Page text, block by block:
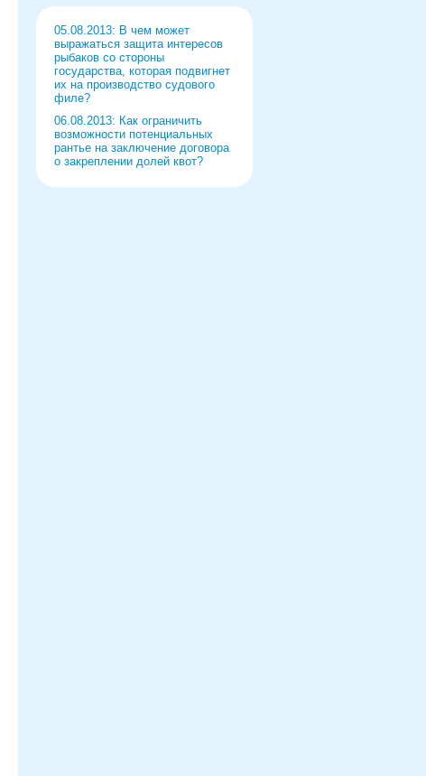
«Прибрежка» получила список
видов продукции
Ремонт судна за границей
обернулся уголовным делом
05.08.2013: В чем может
выражаться защита интересов
рыбаков со стороны
государства, которая подвигнет
их на производство судового
филе?
06.08.2013: Как ограничить
возможности потенциальных
рантье на заключение договора
о закреплении долей квот?